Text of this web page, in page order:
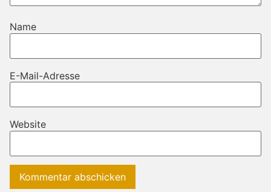
Name
E-Mail-Adresse
Website